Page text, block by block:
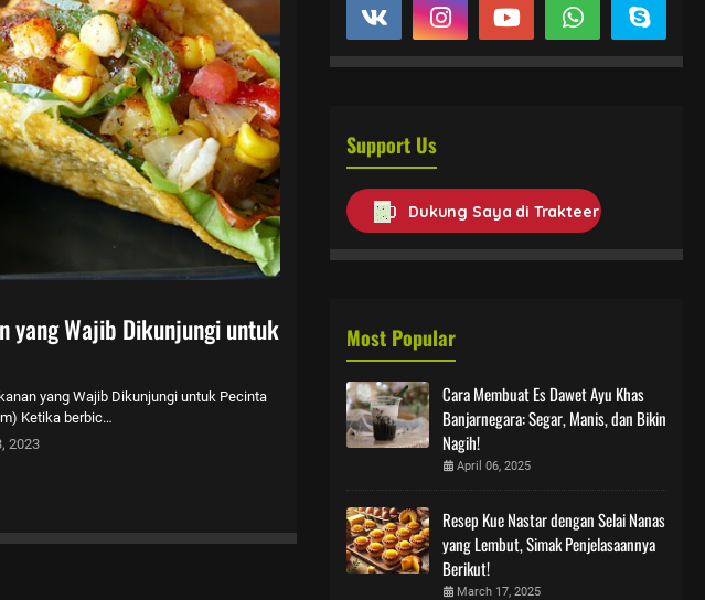
yang Wajib Dikunjungi untuk
yang Wajib Dikunjungi untuk Pecinta
Ketika berbic…
2023
Support Us
Dukung Saya di Trakteer
Most Popular
Cara Membuat Es Dawet Ayu Khas
Banjarnegara: Segar, Manis, dan Bikin
Nagih!
April 06, 2025
Resep Kue Nastar dengan Selai Nanas
yang Lembut, Simak Penjelasaannya
Berikut!
March 17, 2025